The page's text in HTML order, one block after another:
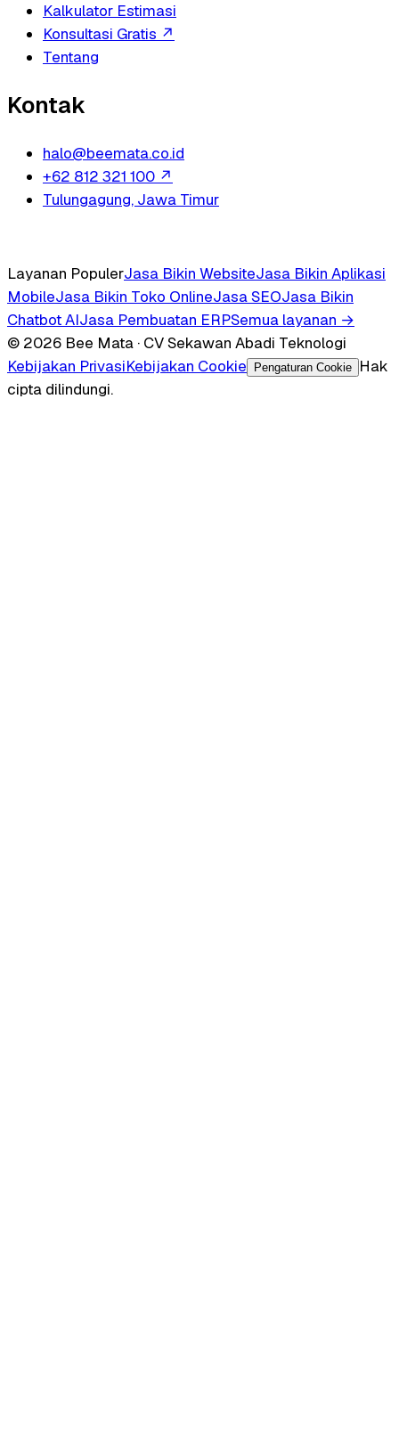
Kalkulator Estimasi
Konsultasi Gratis ↗
Tentang
Kontak
halo@beemata.co.id
+62 812 321 100 ↗
Tulungagung, Jawa Timur
Layanan PopulerJasa Bikin WebsiteJasa Bikin Aplikasi
MobileJasa Bikin Toko OnlineJasa SEOJasa Bikin
Chatbot AIJasa Pembuatan ERPSemua layanan →
© 2026 Bee Mata · CV Sekawan Abadi Teknologi
Kebijakan PrivasiKebijakan Cookie Pengaturan Cookie
Hak
cipta dilindungi.